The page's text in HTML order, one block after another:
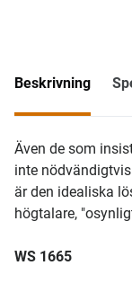
Beskrivning
Även de som
inte
är den idealiska
högtalare,
WS 1665